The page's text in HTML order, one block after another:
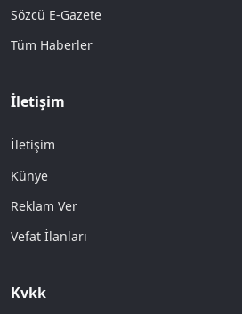
Sözcü E-Gazete
Tüm Haberler
İletişim
İletişim
Künye
Reklam Ver
Vefat İlanları
Kvkk